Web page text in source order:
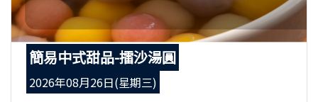
簡易中式甜品-擂沙湯圓
2026年08月26日(星期三)